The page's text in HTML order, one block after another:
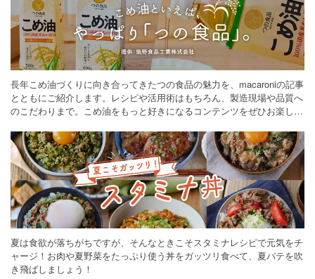
長年こめ油づくりに向き合ってきたつの食品の魅力を、macaroniの記事
とともにご紹介します。レシピや活用術はもちろん、製造現場や品質へ
のこだわりまで。こめ油をもっと好きになるコンテンツをぜひお楽しみ
夏は食欲が落ちがちですが、そんなときこそスタミナレシピで元気をチ
ャージ！お肉や夏野菜をたっぷり使う丼をガッツリ食べて、夏バテを吹
き飛ばしましょう！